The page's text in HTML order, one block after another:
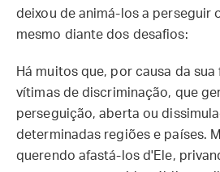
deixou de animá-los a perseguir
mesmo diante dos desafios:
Há muitos que, por causa da sua
vítimas de discriminação, que
perseguição, aberta ou
determinadas regiões e países.
querendo afastá-los d'Ele,